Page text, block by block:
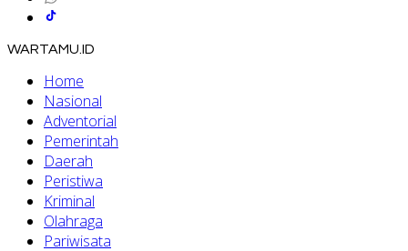
WARTAMU.ID
Home
Nasional
Adventorial
Pemerintah
Daerah
Peristiwa
Kriminal
Olahraga
Pariwisata